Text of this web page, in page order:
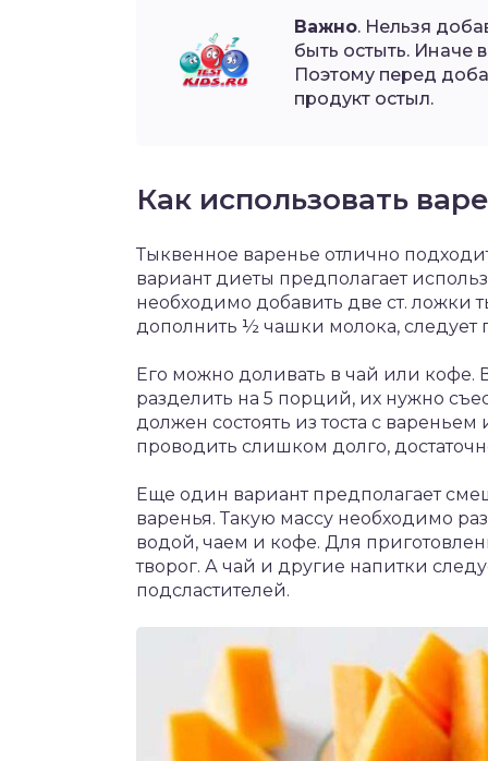
Важно. Нельзя
быть остыть. Иначе
Поэтому перед
продукт остыл.
Как использовать
Тыквенное варенье отлично
вариант диеты предполагает
необходимо добавить две ст. ложки
дополнить ½ чашки молока, следует
Его можно доливать в чай или кофе.
разделить на 5 порций, их нужно
должен состоять из тоста с
проводить слишком долго,
Еще один вариант предполагает
варенья. Такую массу необходимо
водой, чаем и кофе. Для
творог. А чай и другие напитки
подсластителей.